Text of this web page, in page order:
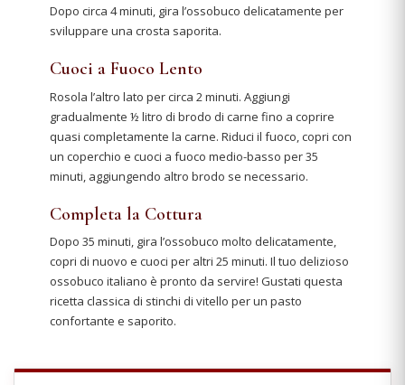
Dopo circa 4 minuti, gira l’ossobuco delicatamente per
sviluppare una crosta saporita.
Cuoci a Fuoco Lento
Rosola l’altro lato per circa 2 minuti. Aggiungi
gradualmente ½ litro di brodo di carne fino a coprire
quasi completamente la carne. Riduci il fuoco, copri con
un coperchio e cuoci a fuoco medio-basso per 35
minuti, aggiungendo altro brodo se necessario.
Completa la Cottura
Dopo 35 minuti, gira l’ossobuco molto delicatamente,
copri di nuovo e cuoci per altri 25 minuti. Il tuo delizioso
ossobuco italiano è pronto da servire! Gustati questa
ricetta classica di stinchi di vitello per un pasto
confortante e saporito.